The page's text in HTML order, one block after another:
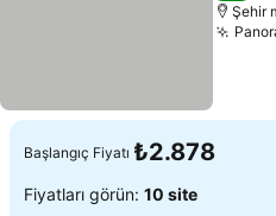
Şehir
Başlangıç Fiyatı ₺2.878
Fiyatları görün: 10 site